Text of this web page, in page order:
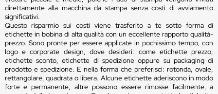
direttamente alla macchina da stampa senza costi di avviamento
significativi.
Questo risparmio sui costi viene trasferito a te sotto forma di
etichette in bobina di alta qualità con un eccellente rapporto qualità-
prezzo. Sono pronte per essere applicate in pochissimo tempo, con
logo e corporate design, dove desideri: come etichette prezzo,
etichette sconto, etichette di spedizione oppure su packaging di
prodotto e spedizione. E nella forma che preferisci: rotonda, ovale,
rettangolare, quadrata o libera. Alcune etichette aderiscono in modo
forte e permanente, altre possono essere rimosse facilmente, a